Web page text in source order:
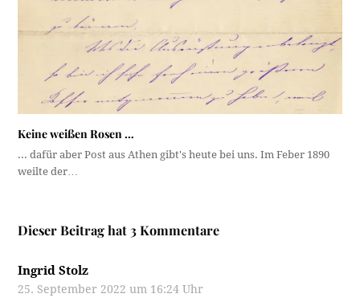
Keine weißen Rosen …
... dafür aber Post aus Athen gibt's heute bei uns. Im Feber 1890
weilte der…
Dieser Beitrag hat 3 Kommentare
Ingrid Stolz
25. September 2022 um 16:24 Uhr